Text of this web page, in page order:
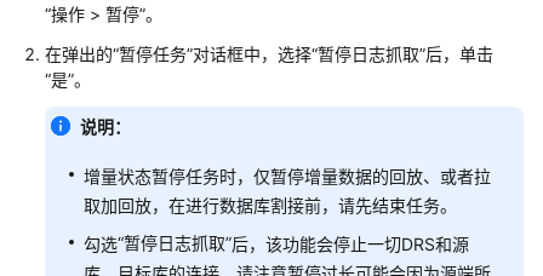
速
入
门
“操作 > 暂停”。
在弹出的“暂停任务”对话框中，选择“暂停日志抓取”后，单击
“是”。
说明：
增量状态暂停任务时，仅暂停增量数据的回放、或者拉
取加回放，在进行数据库割接前，请先结束任务。
勾选“暂停日志抓取”后，该功能会停止一切DRS和源